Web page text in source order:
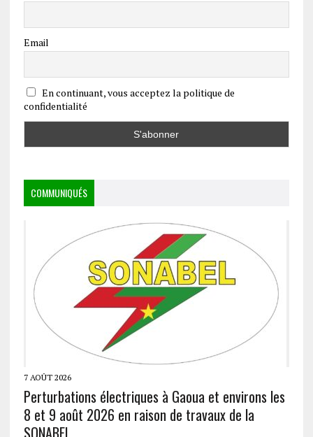
Email
En continuant, vous acceptez la politique de
confidentialité
COMMUNIQUÉS
7 AOÛT 2026
Perturbations électriques à Gaoua et environs les
8 et 9 août 2026 en raison de travaux de la
SONABEL